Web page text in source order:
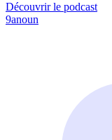
Découvrir le podcast
9anoun